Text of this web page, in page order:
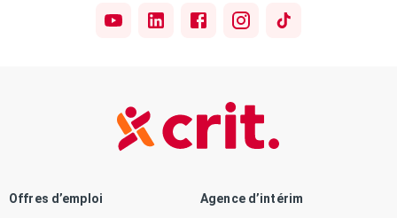
Offres d’emploi Agence d’intérim